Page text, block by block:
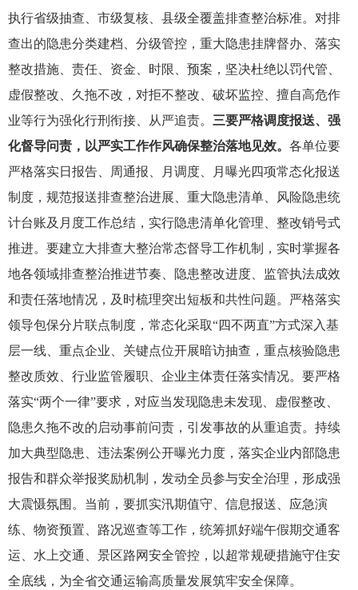
执行省级抽查、市级复核、县级全覆盖排查整治标准。对排
查出的隐患分类建档、分级管控，重大隐患挂牌督办、落实
整改措施、责任、资金、时限、预案，坚决杜绝以罚代管、
虚假整改、久拖不改，对拒不整改、破坏监控、擅自高危作
业等行为强化行刑衔接、从严追责。 三要严格调度报送、强
化督导问责，以严实工作作风确保整治落地见效。 各单位要
严格落实日报告、周通报、月调度、月曝光四项常态化报送
制度，规范报送排查整治进展、重大隐患清单、风险隐患统
计台账及月度工作总结，实行隐患清单化管理、整改销号式
推进。要建立大排查大整治常态督导工作机制，实时掌握各
地各领域排查整治推进节奏、隐患整改进度、监管执法成效
和责任落地情况，及时梳理突出短板和共性问题。严格落实
领导包保分片联点制度，常态化采取“四不两直”方式深入基
层一线、重点企业、关键点位开展暗访抽查，重点核验隐患
整改质效、行业监管履职、企业主体责任落实情况。要严格
落实“两个一律”要求，对应当发现隐患未发现、虚假整改、
隐患久拖不改的启动事前问责，引发事故的从重追责。持续
加大典型隐患、违法案例公开曝光力度，落实企业内部隐患
报告和群众举报奖励机制，发动全员参与安全治理，形成强
大震慑氛围。当前，要抓实汛期值守、信息报送、应急演
练、物资预置、路况巡查等工作，统筹抓好端午假期交通客
运、水上交通、景区路网安全管控，以超常规硬措施守住安
全底线，为全省交通运输高质量发展筑牢安全保障。